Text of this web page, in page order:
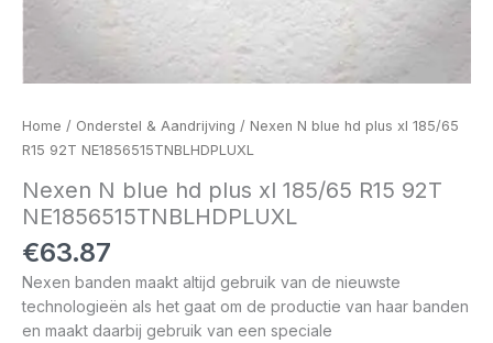
Home / Onderstel & Aandrijving / Nexen N blue hd plus xl 185/65
R15 92T NE1856515TNBLHDPLUXL
Nexen N blue hd plus xl 185/65 R15 92T
NE1856515TNBLHDPLUXL
€63.87
Nexen banden maakt altijd gebruik van de nieuwste
technologieën als het gaat om de productie van haar banden
en maakt daarbij gebruik van een speciale